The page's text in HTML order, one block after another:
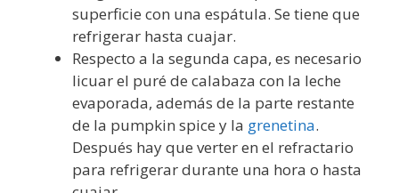
superficie con una espátula. Se tiene que
refrigerar hasta cuajar.
Respecto a la segunda capa, es necesario
licuar el puré de calabaza con la leche
evaporada, además de la parte restante
de la pumpkin spice y la grenetina.
Después hay que verter en el refractario
para refrigerar durante una hora o hasta